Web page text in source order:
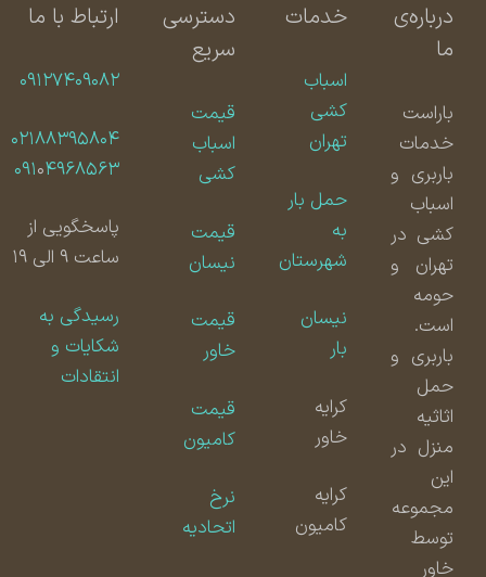
درباره‌ی
باراست
خدمات
باربری و
اسباب
کشی در
تهران و
حومه
است.
باربری و
حمل
اثاثیه
منزل در
مجموعه
توسط
خدمات
اسباب
کشی
تهران
حمل بار
شهرستان
نیسان
کامیون
دسترسی
سریع
قیمت
اسباب
کشی
قیمت
نیسان
قیمت
قیمت
کامیون
اتحادیه
ارتباط با ما
۰۹۱۲۷۴۰۹۰۸۲
۰۲۱۸۸۳۹۵۸۰۴
۰۹۱۰۴۹۶۸۵۶۳
پاسخگویی از
ساعت ۹ الی ۱۹
رسیدگی به
شکایات و
انتقادات